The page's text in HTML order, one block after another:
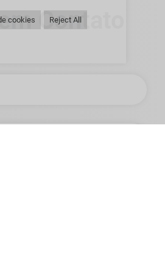
Contato
cookies Reject All